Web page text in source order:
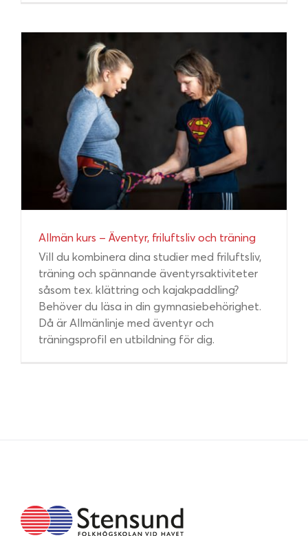
Allmän kurs – Äventyr, friluftsliv och träning
Vill du kombinera dina studier med friluftsliv,
träning och spännande äventyrsaktiviteter
såsom tex. klättring och kajakpaddling?
Behöver du läsa in din gymnasiebehörighet.
Då är Allmänlinje med äventyr och
träningsprofil en utbildning för dig.